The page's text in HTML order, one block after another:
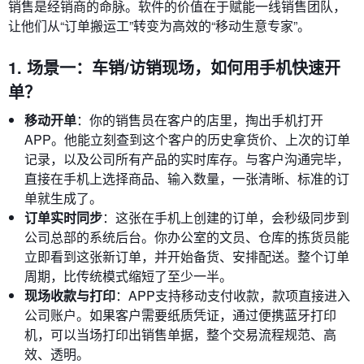
销售是经销商的命脉。软件的价值在于赋能一线销售团队，
让他们从“订单搬运工”转变为高效的“移动生意专家”。
1. 场景一：车销/访销现场，如何用手机快速开
单？
移动开单：你的销售员在客户的店里，掏出手机打开
APP。他能立刻查到这个客户的历史拿货价、上次的订单
记录，以及公司所有产品的实时库存。与客户沟通完毕，
直接在手机上选择商品、输入数量，一张清晰、标准的订
单就生成了。
订单实时同步：这张在手机上创建的订单，会秒级同步到
公司总部的系统后台。你办公室的文员、仓库的拣货员能
立即看到这张新订单，并开始备货、安排配送。整个订单
周期，比传统模式缩短了至少一半。
现场收款与打印：APP支持移动支付收款，款项直接进入
公司账户。如果客户需要纸质凭证，通过便携蓝牙打印
机，可以当场打印出销售单据，整个交易流程规范、高
效、透明。